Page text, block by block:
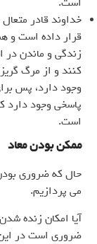
خداوند قادر
قرار داده است و
زندگی و ماندن در
کنند و از مرگ
وجود دارد، پس
پاسخی وجود دارد
است.
ممکن بودن معاد
حال که ضروری
می پردازیم.
آیا امکان زنده
ضروری است در این